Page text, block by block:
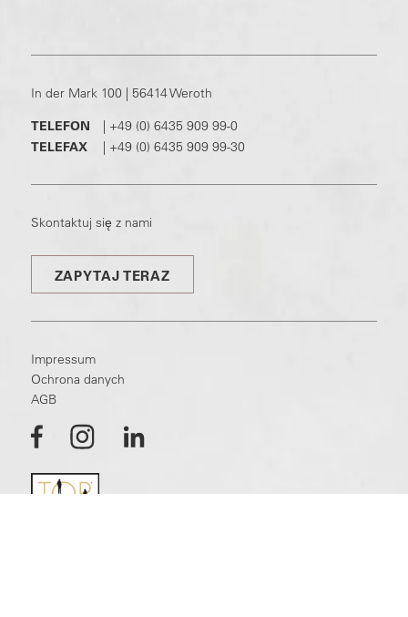
In der Mark 100 | 56414 Weroth
TELEFON
| +49 (0) 6435 909 99-0
TELEFAX
| +49 (0) 6435 909 99-30
Skontaktuj się z nami
ZAPYTAJ TERAZ
Impressum
Ochrona danych
AGB